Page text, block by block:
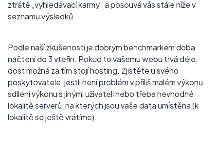
ztrátě „vyhledávací karmy“ a posouvá vás stále níže v
seznamu výsledků.
Podle naší zkušenosti je dobrým benchmarkem doba
načtení do 3 vteřin. Pokud to vašemu webu trvá déle,
dost možná za tím stojí hosting. Zjistěte u svého
poskytovatele, jestli není problém v příliš malém výkonu,
sdílení výkonu s jinými uživateli nebo třeba nevhodné
lokalitě serverů, na kterých jsou vaše data umístěna (k
lokalitě se ještě vrátíme).